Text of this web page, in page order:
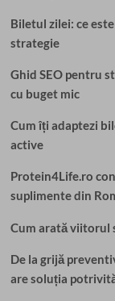
Biletul zilei: ce
strategie
Ghid SEO pentru
cu buget mic
Cum îți adaptezi
active
Protein4Life.ro
suplimente din
Cum arată viitorul
De la grijă
are soluția